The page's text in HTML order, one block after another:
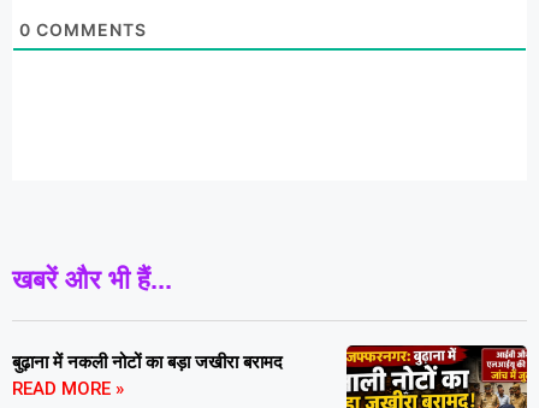
0 COMMENTS
खबरें और भी हैं...
बुढ़ाना में नकली नोटों का बड़ा जखीरा बरामद
READ MORE »